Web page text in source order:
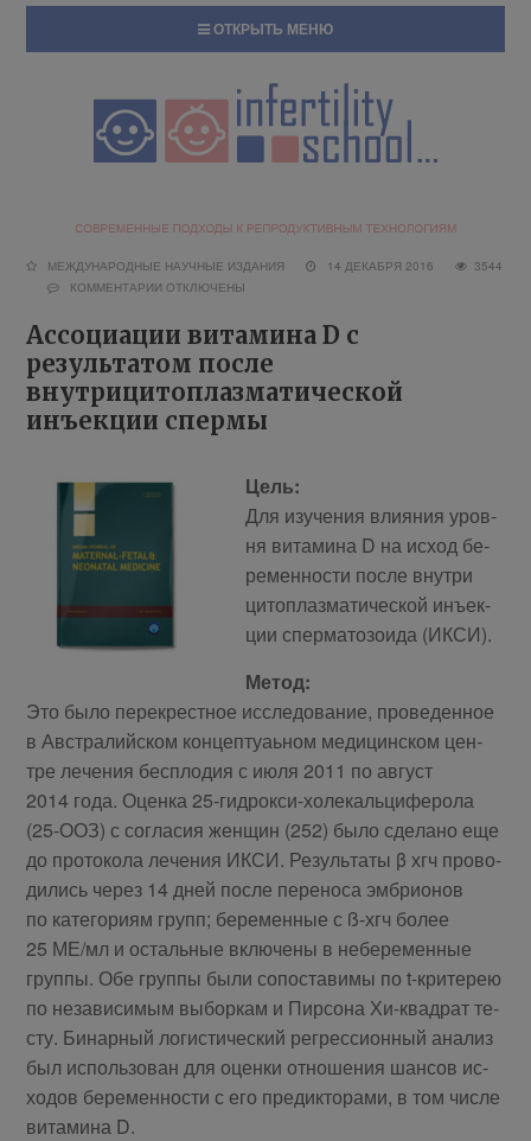
ОТКРЫТЬ МЕНЮ
МЕЖДУНАРОДНЫЕ НАУЧНЫЕ ИЗДАНИЯ 14 ДЕКАБРЯ 2016
3544
КОММЕНТАРИИ ОТКЛЮЧЕНЫ
Ассоциации витамина D с
результатом после
внутрицитоплазматической
инъекции спермы
Цель:
Для изу­че­ния вли­я­ния уров­
ня ви­та­ми­на D на ис­ход бе­
ре­мен­но­сти по­сле внут­ри
ци­то­плаз­ма­ти­че­ской инъ­ек­
ции спер­ма­то­зо­и­да (ИКСИ).
Ме­тод:
Это бы­ло пе­ре­крест­ное ис­сле­до­ва­ние, про­ве­ден­ное
в Ав­стра­лий­ском кон­цеп­ту­аь­ном ме­ди­цин­ском цен­
тре ле­че­ния бес­пло­дия с июля 2011 по ав­густ
2014 го­да. Оцен­ка 25-гид­рок­си-хо­ле­каль­ци­фе­ро­ла
(25-ООЗ) с со­гла­сия жен­щин (252) бы­ло сде­ла­но еще
до про­то­ко­ла ле­че­ния ИКСИ. Ре­зуль­та­ты β хгч про­во­
ди­лись через 14 дней по­сле пе­ре­но­са эм­бри­о­нов
по ка­те­го­ри­ям групп; бе­ре­мен­ные с ß-хгч бо­лее
25 МЕ/мл и осталь­ные вклю­че­ны в небе­ре­мен­ные
груп­пы. Обе груп­пы бы­ли со­по­ста­ви­мы по t-кри­те­рею
по неза­ви­си­мым вы­бор­кам и Пир­со­на Хи-квад­рат те­
сту. Би­нар­ный ло­ги­сти­че­ский ре­грес­си­он­ный ана­лиз
был ис­поль­зо­ван для оцен­ки от­но­ше­ния шан­сов ис­
хо­дов бе­ре­мен­но­сти с его пре­дик­то­ра­ми, в том чис­ле
ви­та­ми­на D.